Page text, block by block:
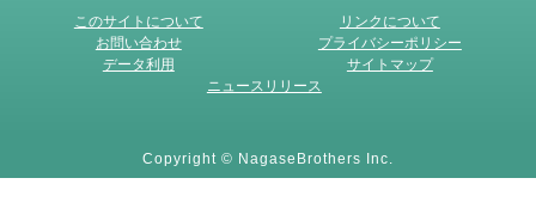
このサイトについて
リンクについて
お問い合わせ
プライバシーポリシー
データ利用
サイトマップ
ニュースリリース
Copyright © NagaseBrothers Inc.